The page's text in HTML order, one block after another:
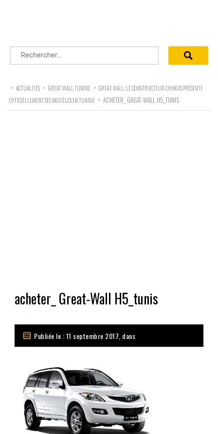
Rechercher :
> ACTUALITÉS > GREAT WALL TUNISIE > GREAT WALL: LE CONSTRUCTEUR CHINOIS PRÉSENTE
OFFICIELLEMENT SES MODÈLES EN TUNISIE > ACHETER_ GREAT-WALL H5_TUNIS
acheter_ Great-Wall H5_tunis
Publiée le : 11 septembre 2017, dans